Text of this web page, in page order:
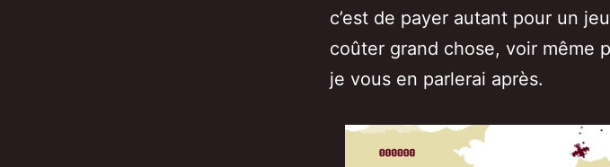
c’est de payer autant pour un
coûter grand chose, voir même
je vous en parlerai après.